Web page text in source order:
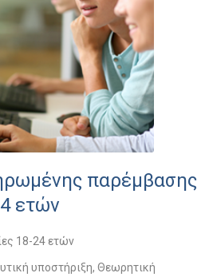
παρέμβασης
ετών
18-24 ετών
υποστήριξη, Θεωρητική